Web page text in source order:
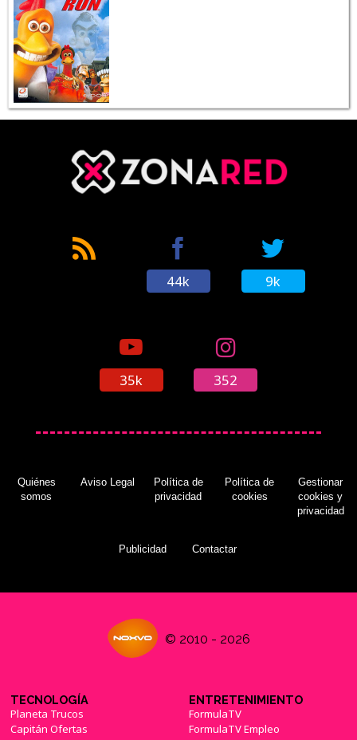
44k 9k
35k 352
Quiénes
somos
Aviso Legal
Política de
privacidad
Política de
cookies
Gestionar
cookies y
privacidad
Publicidad Contactar
© 2010 - 2026
TECNOLOGÍA
Planeta Trucos
Capitán Ofertas
ENTRETENIMIENTO
FormulaTV
FormulaTV Empleo